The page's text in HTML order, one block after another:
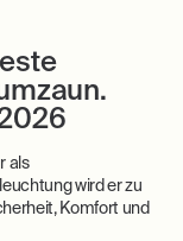
als
wird er zu
Komfort und